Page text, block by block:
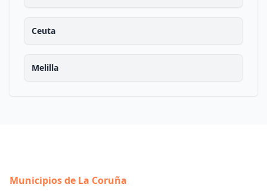
Ceuta
Melilla
Municipios de La Coruña